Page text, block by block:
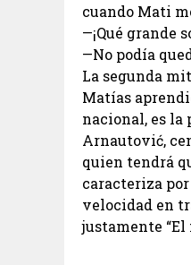
cuando Mati
—¡Qué grande
—No podía
La segunda
Matías
nacional, es la
Arnautović,
quien tendrá
caracteriza
velocidad en
justamente “El